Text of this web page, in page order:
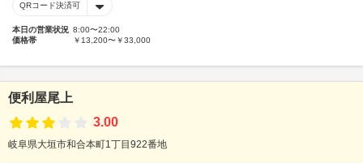
QRコード決済可
本日の営業状況 8:00〜22:00
価格帯
￥13,200〜￥33,000
便利屋尾上
3.00
岐阜県大垣市和合本町1丁目922番地